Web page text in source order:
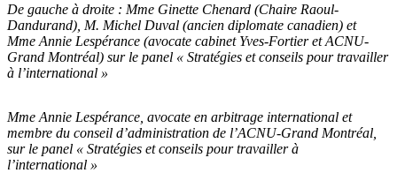
De gauche à droite : Mme Ginette Chenard (Chaire Raoul-
Dandurand), M. Michel Duval (ancien diplomate canadien) et
Mme Annie Lespérance (avocate cabinet Yves-Fortier et ACNU-
Grand Montréal) sur le panel « Stratégies et conseils pour travailler
à l’international »
Mme Annie Lespérance, avocate en arbitrage international et
membre du conseil d’administration de l’ACNU-Grand Montréal,
sur le panel « Stratégies et conseils pour travailler à
l’international »